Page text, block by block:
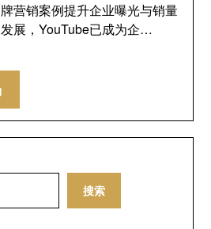
营销案例提升企业曝光与销量
展，YouTube已成为企…
搜索